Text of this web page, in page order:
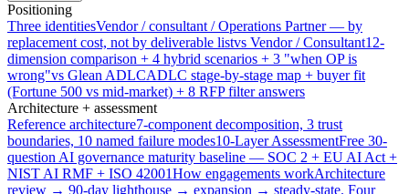
Positioning
Three identitiesVendor / consultant / Operations Partner — by
replacement cost, not by deliverable listvs Vendor / Consultant12-
dimension comparison + 4 hybrid scenarios + 3 "when OP is
wrong"vs Glean ADLCADLC stage-by-stage map + buyer fit
(Fortune 500 vs mid-market) + 8 RFP filter answers
Architecture + assessment
Reference architecture7-component decomposition, 3 trust
boundaries, 10 named failure modes10-Layer AssessmentFree 30-
question AI governance maturity baseline — SOC 2 + EU AI Act +
NIST AI RMF + ISO 42001How engagements workArchitecture
review → 90-day lighthouse → expansion → steady-state. Four